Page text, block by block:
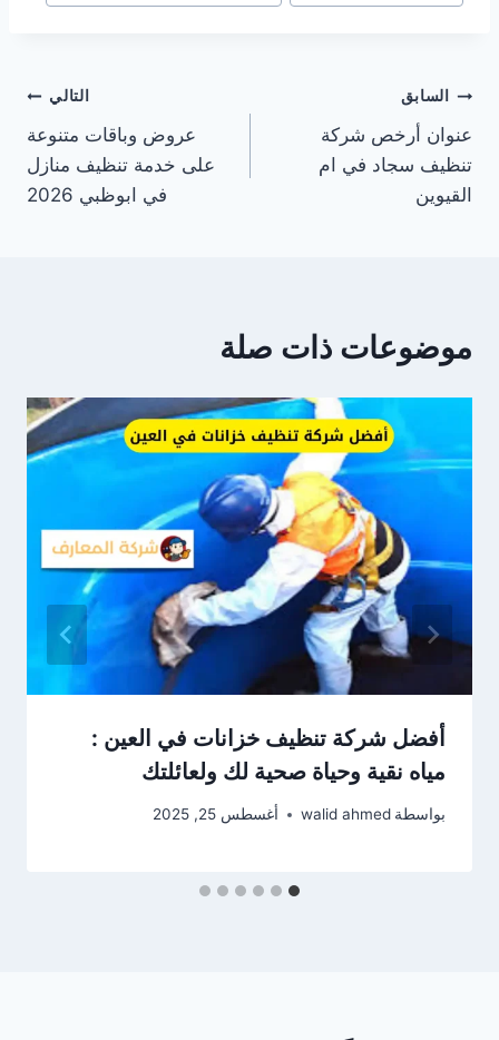
تصفّح
المقالات
السابق
عنوان أرخص شركة
تنظيف سجاد في ام
القيوين
التالي
عروض وباقات متنوعة
على خدمة تنظيف منازل
في ابوظبي 2026
موضوعات ذات صلة
أفضل شركة تنظيف خزانات في العين :
مياه نقية وحياة صحية لك ولعائلتك
بواسطة walid ahmed أغسطس 25, 2025